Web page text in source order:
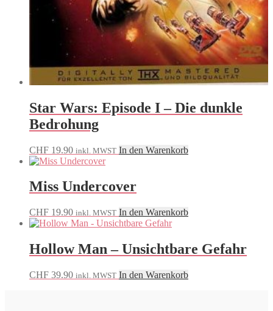
Star Wars: Episode I – Die dunkle
Bedrohung
CHF 19.90 inkl. MWST In den Warenkorb
Miss Undercover
CHF 19.90 inkl. MWST In den Warenkorb
Hollow Man – Unsichtbare Gefahr
CHF 39.90 inkl. MWST In den Warenkorb